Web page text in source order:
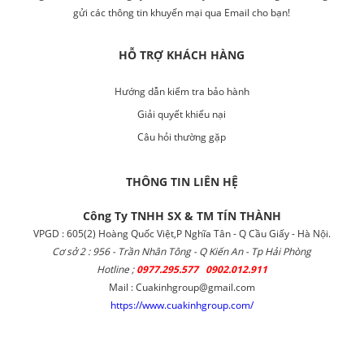
gửi các thông tin khuyến mại qua Email cho bạn!
HỖ TRỢ KHÁCH HÀNG
Hướng dẫn kiểm tra bảo hành
Giải quyết khiếu nại
Câu hỏi thường gặp
THÔNG TIN LIÊN HỆ
Công Ty TNHH SX & TM TÍN THÀNH
VPGD : 605(2) Hoàng Quốc Việt,P Nghĩa Tân - Q Cầu Giấy - Hà Nội.
Cơ sở 2 : 956 - Trần Nhân Tông - Q Kiến An - Tp Hải Phòng
Hotline ; 0977.295.577 0902.012.911
Mail : Cuakinhgroup@gmail.com
https://www.cuakinhgroup.com/